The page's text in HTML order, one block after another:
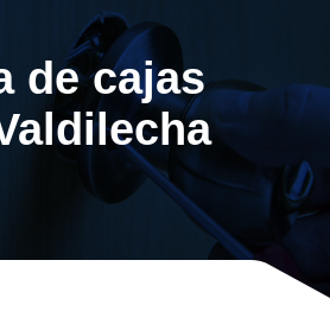
de cajas